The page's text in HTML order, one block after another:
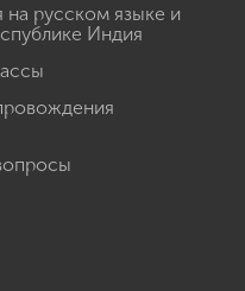
русском языке и
Индия